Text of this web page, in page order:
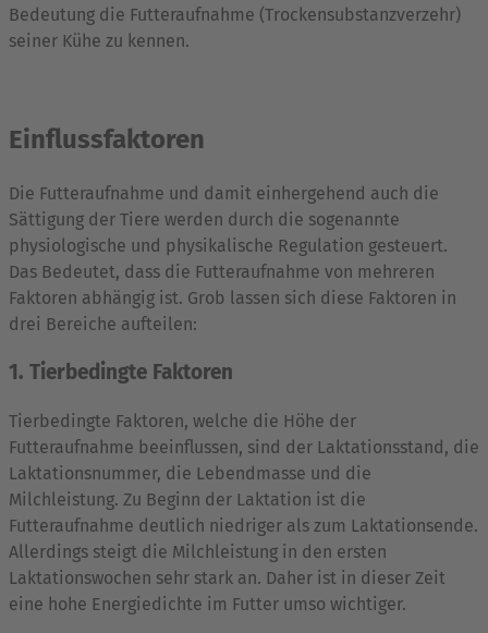
Bedeutung die Futteraufnahme (Trockensubstanzverzehr)
seiner Kühe zu kennen.
Einflussfaktoren
Die Futteraufnahme und damit einhergehend auch die
Sättigung der Tiere werden durch die sogenannte
physiologische und physikalische Regulation gesteuert.
Das Bedeutet, dass die Futteraufnahme von mehreren
Faktoren abhängig ist. Grob lassen sich diese Faktoren in
drei Bereiche aufteilen:
1. Tierbedingte Faktoren
Tierbedingte Faktoren, welche die Höhe der
Futteraufnahme beeinflussen, sind der Laktationsstand, die
Laktationsnummer, die Lebendmasse und die
Milchleistung. Zu Beginn der Laktation ist die
Futteraufnahme deutlich niedriger als zum Laktationsende.
Allerdings steigt die Milchleistung in den ersten
Laktationswochen sehr stark an. Daher ist in dieser Zeit
eine hohe Energiedichte im Futter umso wichtiger.